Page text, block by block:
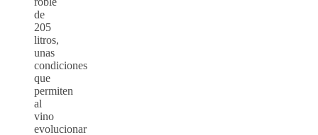
de
205
litros,
unas
condiciones
que
permiten
al
vino
evolucionar